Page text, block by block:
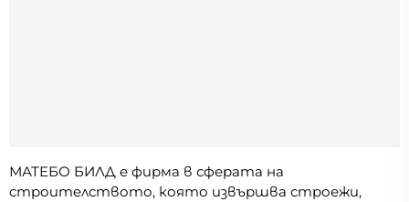
МАТЕБО БИЛД е фирма в сферата на
строителството, която извършва строежи,